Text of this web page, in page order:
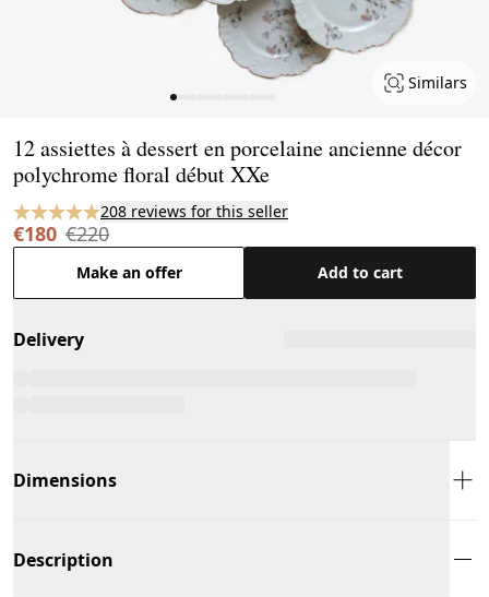
Similars
12 assiettes à dessert en porcelaine ancienne décor
polychrome floral début XXe
208 reviews for this seller
€180 €220
Make an offer Add to cart
Delivery
Dimensions
Description